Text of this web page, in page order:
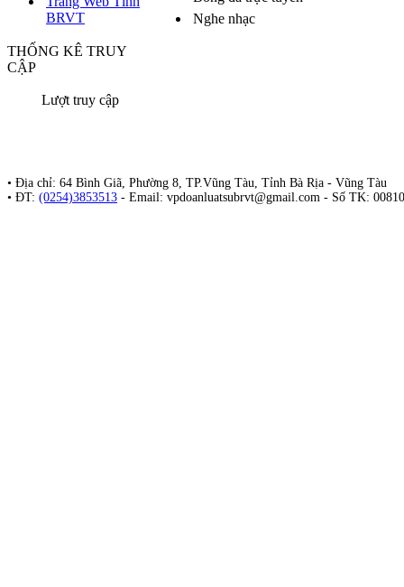
BRVT
THỐNG KÊ TRUY
CẬP
Lượt truy cập
Nghe nhạc
• Địa chỉ: 64 Bình Giã, Phường 8, TP.Vũng Tàu, Tỉnh Bà Rịa - Vũng Tàu
• ĐT: (0254)3853513 - Email: vpdoanluatsubrvt@gmail.com - Số TK: